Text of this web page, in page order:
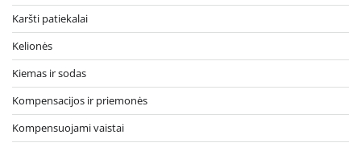
Karšti patiekalai
Kelionės
Kiemas ir sodas
Kompensacijos ir priemonės
Kompensuojami vaistai